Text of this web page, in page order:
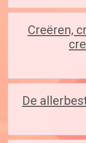
Creëren,
De